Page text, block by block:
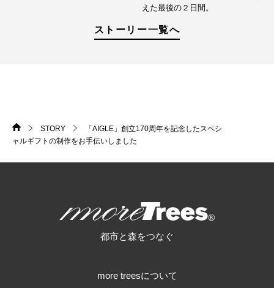
えた最後の２日間。
ストーリー一覧へ
HOME
>
STORY
>
「AIGLE」創立170周年を記念したスペシ
ャルギフトの制作をお手伝いしました
都市と森をつなぐ
more treesについて